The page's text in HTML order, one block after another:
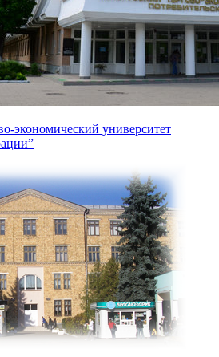
экономический университет